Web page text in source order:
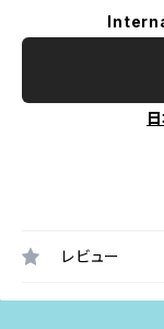
レビュー